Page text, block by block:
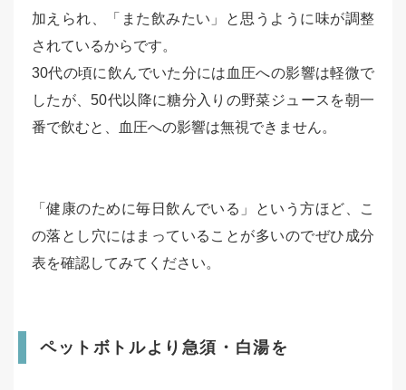
加えられ、「また飲みたい」と思うように味が調整
されているからです。
30代の頃に飲んでいた分には血圧への影響は軽微で
したが、50代以降に糖分入りの野菜ジュースを朝一
番で飲むと、血圧への影響は無視できません。
「健康のために毎日飲んでいる」という方ほど、こ
の落とし穴にはまっていることが多いのでぜひ成分
表を確認してみてください。
ペットボトルより急須・白湯を